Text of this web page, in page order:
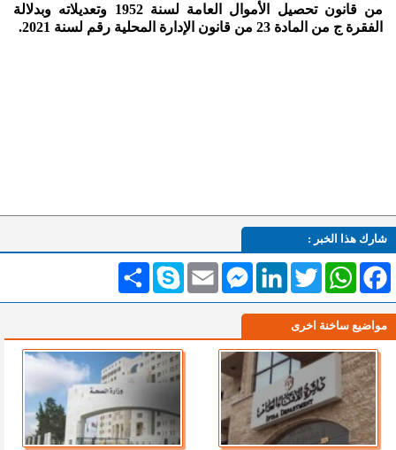
من قانون تحصيل الأموال العامة لسنة 1952 وتعديلاته وبدلالة
الفقرة ج من المادة 23 من قانون الإدارة المحلية رقم لسنة 2021.
شارك هذا الخبر :
انشر Skype Email
MessengerLinkedInTwitterWhatsAppFacebook
مواضيع ساخنة اخرى